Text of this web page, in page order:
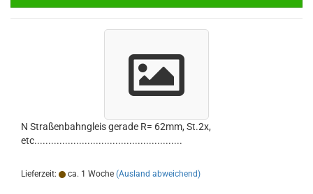
N Straßenbahngleis gerade R= 62mm, St.2x,
etc.....................................................
Lieferzeit: ca. 1 Woche (Ausland abweichend)